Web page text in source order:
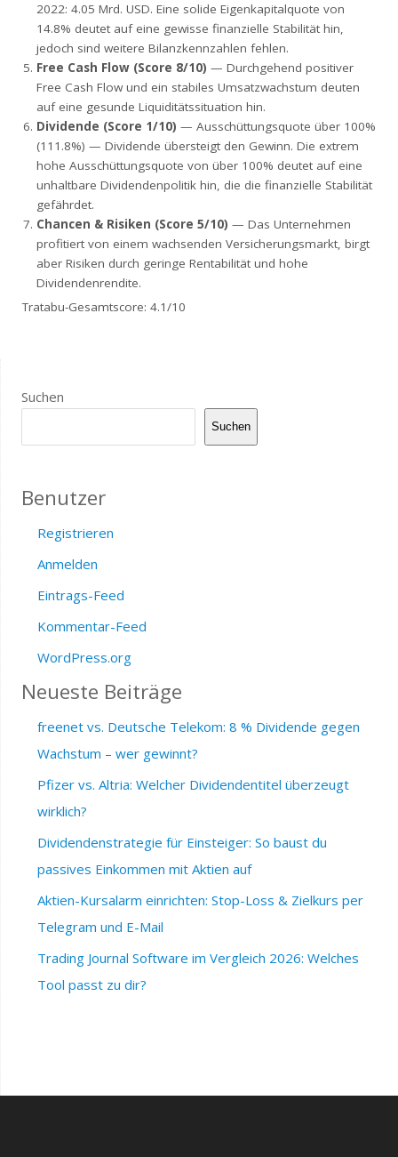
2022: 4.05 Mrd. USD. Eine solide Eigenkapitalquote von
14.8% deutet auf eine gewisse finanzielle Stabilität hin,
jedoch sind weitere Bilanzkennzahlen fehlen.
Free Cash Flow (Score 8/10) — Durchgehend positiver
Free Cash Flow und ein stabiles Umsatzwachstum deuten
auf eine gesunde Liquiditätssituation hin.
Dividende (Score 1/10) — Ausschüttungsquote über 100%
(111.8%) — Dividende übersteigt den Gewinn. Die extrem
hohe Ausschüttungsquote von über 100% deutet auf eine
unhaltbare Dividendenpolitik hin, die die finanzielle Stabilität
gefährdet.
Chancen & Risiken (Score 5/10) — Das Unternehmen
profitiert von einem wachsenden Versicherungsmarkt, birgt
aber Risiken durch geringe Rentabilität und hohe
Dividendenrendite.
Tratabu-Gesamtscore: 4.1/10
Suchen
Suchen
Benutzer
Registrieren
Anmelden
Eintrags-Feed
Kommentar-Feed
WordPress.org
Neueste Beiträge
freenet vs. Deutsche Telekom: 8 % Dividende gegen
Wachstum – wer gewinnt?
Pfizer vs. Altria: Welcher Dividendentitel überzeugt
wirklich?
Dividendenstrategie für Einsteiger: So baust du
passives Einkommen mit Aktien auf
Aktien-Kursalarm einrichten: Stop-Loss & Zielkurs per
Telegram und E-Mail
Trading Journal Software im Vergleich 2026: Welches
Tool passt zu dir?